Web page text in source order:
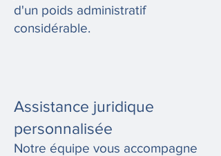
d'un poids administratif
considérable.
Assistance juridique
personnalisée
Notre équipe vous accompagne